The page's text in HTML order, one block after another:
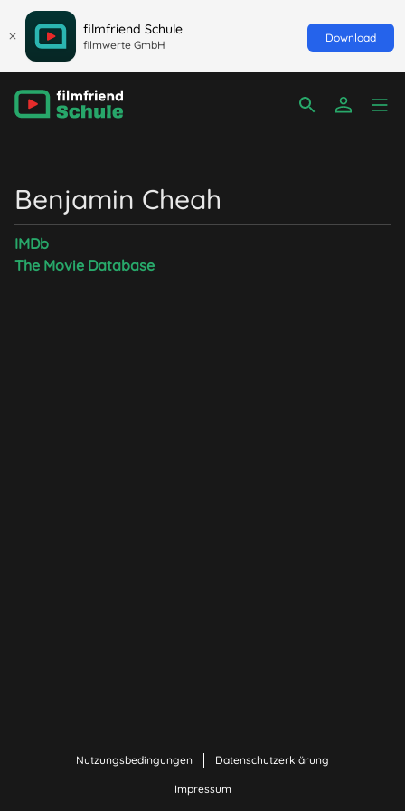
filmfriend Schule
filmwerte GmbH
Download
Benjamin Cheah
IMDb
The Movie Database
Nutzungsbedingungen Datenschutzerklärung
Impressum